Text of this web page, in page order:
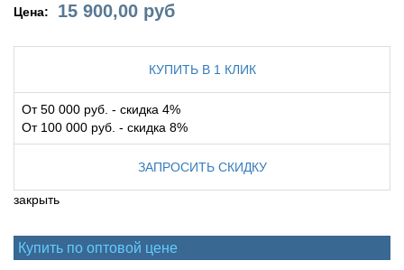
Цена: 15 900,00 руб
КУПИТЬ В 1 КЛИК
От 50 000 руб. - скидка 4%
От 100 000 руб. - скидка 8%
ЗАПРОСИТЬ СКИДКУ
закрыть
Купить по оптовой цене